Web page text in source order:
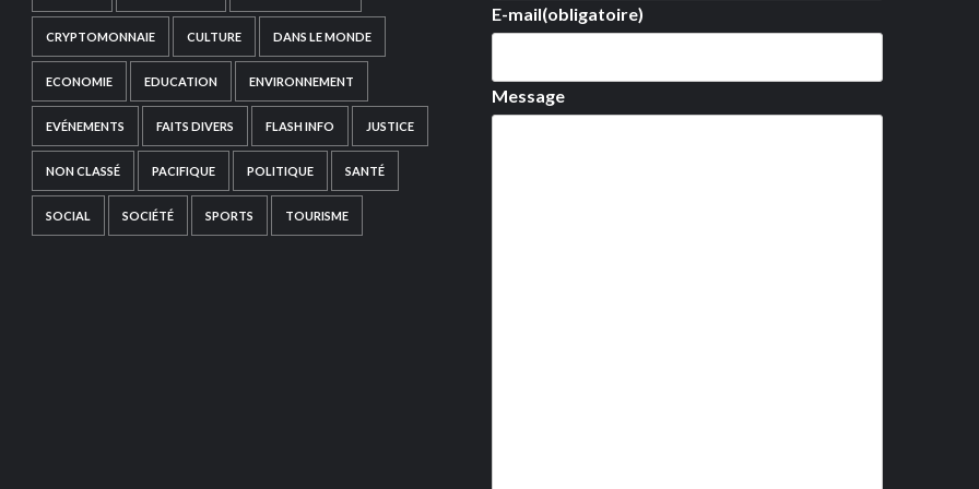
CRYPTOMONNAIE CULTURE DANS LE MONDE
ECONOMIE EDUCATION ENVIRONNEMENT
EVÉNEMENTS FAITS DIVERS FLASH INFO JUSTICE
NON CLASSÉ PACIFIQUE POLITIQUE SANTÉ
SOCIAL SOCIÉTÉ SPORTS TOURISME
E-mail(obligatoire)
Message